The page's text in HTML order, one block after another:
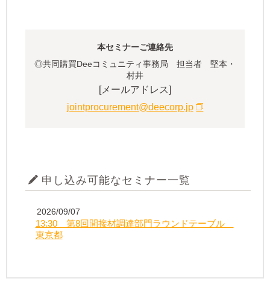
本セミナーご連絡先
◎共同購買Deeコミュニティ事務局 担当者 堅本・
村井
[メールアドレス]
jointprocurement@deecorp.jp
申し込み可能なセミナー一覧
2026/09/07
13:30 第8回間接材調達部門ラウンドテーブル
東京都